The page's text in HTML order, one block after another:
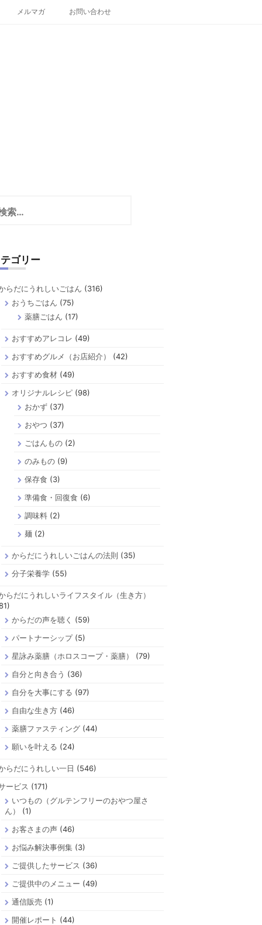
メルマガ お問い合わせ
ゴリー
らだにうれしいごはん (316)
おうちごはん (75)
薬膳ごはん (17)
おすすめアレコレ (49)
おすすめグルメ（お店紹介）
(42)
おすすめ食材(49)
オリジナルレシピ(98)
おかず(37)
おやつ (37)
ごはんもの(2)
のみもの(9)
保存食 (3)
準備食・回復食 (6)
調味料(2)
麺 (2)
からだにうれしいごはんの法則 (35)
分子栄養学(55)
らだにうれしいライフスタイル（生き方）
からだの声を聴く
(59)
パートナーシップ(5)
星詠み薬膳（ホロスコープ・薬膳）
(79)
自分と向き合う (36)
自分を大事にする (97)
自由な生き方(46)
薬膳ファスティング(44)
願いを叶える (24)
らだにうれしい一日 (546)
ービス (171)
いつもの（グルテンフリーのおやつ屋さ
ん）
(1)
お客さまの声(46)
お悩み解決事例集 (3)
ご提供したサービス (36)
ご提供中のメニュー (49)
通信販売 (1)
開催レポート (44)